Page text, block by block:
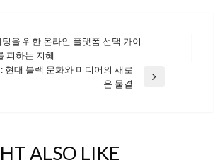
을 위한 온라인 플랫폼 선택 가이
피하는 지혜
현대 블랙 문화와 미디어의 새로
운 물결
ALSO LIKE